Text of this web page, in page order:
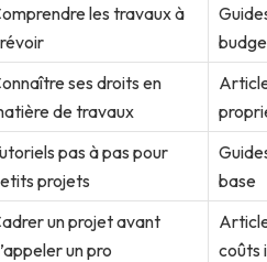
les travaux à
ses droits en
de travaux
pas à pas pour
projets
base
un projet avant
un pro
coûts